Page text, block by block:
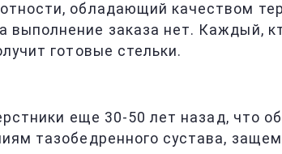
обладающий качеством
выполнение заказа нет. Каждый,
готовые стельки.
еще 30-50 лет назад, что
тазобедренного сустава,